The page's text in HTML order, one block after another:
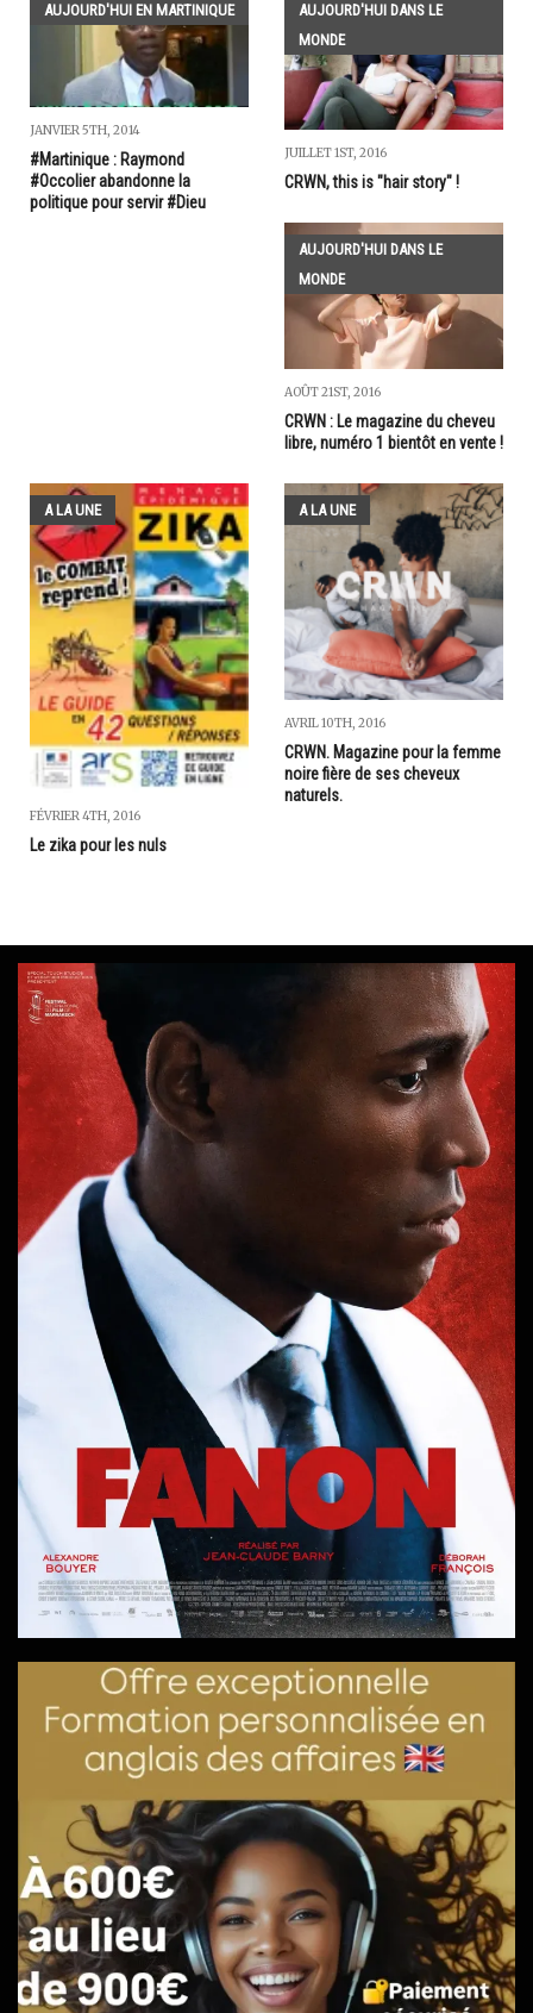
AUJOURD'HUI EN MARTINIQUE
JANVIER 5TH, 2014
#Martinique : Raymond
#Occolier abandonne la
politique pour servir #Dieu
AUJOURD'HUI DANS LE
MONDE
JUILLET 1ST, 2016
CRWN, this is "hair story" !
AUJOURD'HUI DANS LE
MONDE
AOÛT 21ST, 2016
CRWN : Le magazine du cheveu
libre, numéro 1 bientôt en vente !
A LA UNE
FÉVRIER 4TH, 2016
Le zika pour les nuls
A LA UNE
AVRIL 10TH, 2016
CRWN. Magazine pour la femme
noire fière de ses cheveux
naturels.